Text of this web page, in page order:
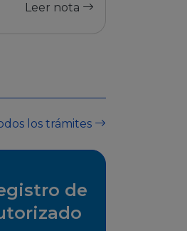
Leer nota
los trámites
de